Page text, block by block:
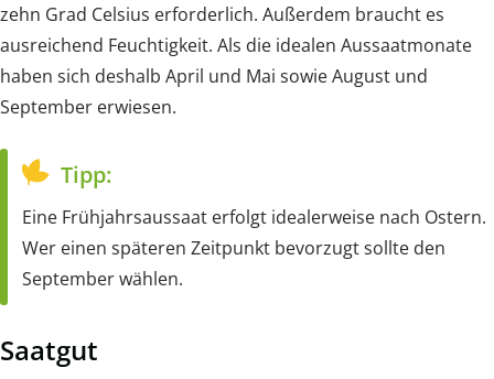
zehn Grad Celsius erforderlich. Außerdem braucht es
ausreichend Feuchtigkeit. Als die idealen Aussaatmonate
haben sich deshalb April und Mai sowie August und
September erwiesen.
Tipp:
Eine Frühjahrsaussaat erfolgt idealerweise nach Ostern.
Wer einen späteren Zeitpunkt bevorzugt sollte den
September wählen.
Saatgut